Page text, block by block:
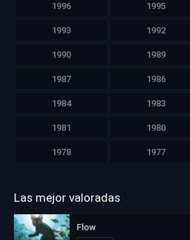
1996 1995
1993 1992
1990 1989
1987 1986
1984 1983
1981 1980
1978 1977
Las mejor valoradas
Flow